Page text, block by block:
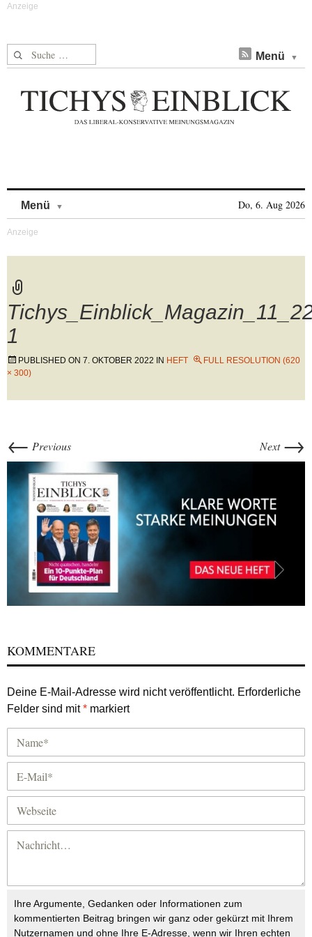
Suche nach: Menü
Menü Do, 6. Aug 2026
1
PUBLISHED ON 7. OKTOBER 2022 IN HEFT
FULL RESOLUTION (620
× 300)
← Previous Next →
KOMMENTARE
Deine E-Mail-Adresse wird nicht veröffentlicht. Erforderliche
Felder sind mit* markiert
Ihre Argumente, Gedanken oder Informationen zum
kommentierten Beitrag bringen wir ganz oder gekürzt mit Ihrem
Nutzernamen und ohne Ihre E-Adresse, wenn wir Ihren echten